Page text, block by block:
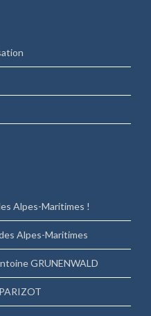
Alpes-Maritimes !
Alpes-Maritimes
GRUNENWALD